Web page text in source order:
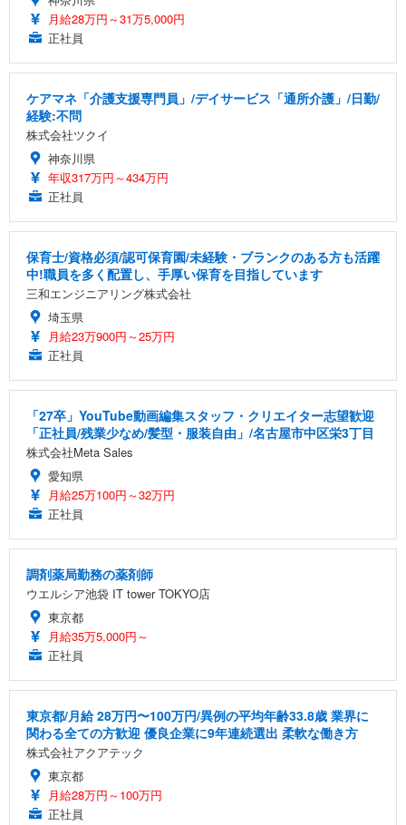
月給28万円～31万5,000円
正社員
ケアマネ「介護支援専門員」/デイサービス「通所介護」/日勤/
経験:不問
株式会社ツクイ
神奈川県
年収317万円～434万円
正社員
保育士/資格必須/認可保育園/未経験・ブランクのある方も活躍
中!職員を多く配置し、手厚い保育を目指しています
三和エンジニアリング株式会社
埼玉県
月給23万900円～25万円
正社員
「27卒」YouTube動画編集スタッフ・クリエイター志望歓迎
「正社員/残業少なめ/髪型・服装自由」/名古屋市中区栄3丁目
株式会社Meta Sales
愛知県
月給25万100円～32万円
正社員
調剤薬局勤務の薬剤師
ウエルシア池袋 IT tower TOKYO店
東京都
月給35万5,000円～
正社員
東京都/月給 28万円〜100万円/異例の平均年齢33.8歳 業界に
関わる全ての方歓迎 優良企業に9年連続選出 柔軟な働き方
株式会社アクアテック
東京都
月給28万円～100万円
正社員